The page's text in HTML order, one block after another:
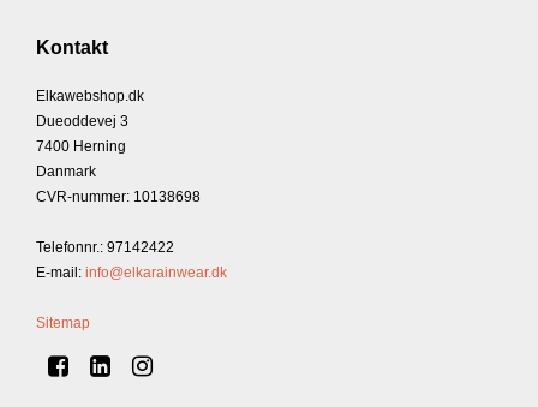
Kontakt
Elkawebshop.dk
Dueoddevej 3
7400 Herning
Danmark
CVR-nummer: 10138698
Telefonnr. : 97142422
E-mail: info@elkarainwear.dk
Sitemap